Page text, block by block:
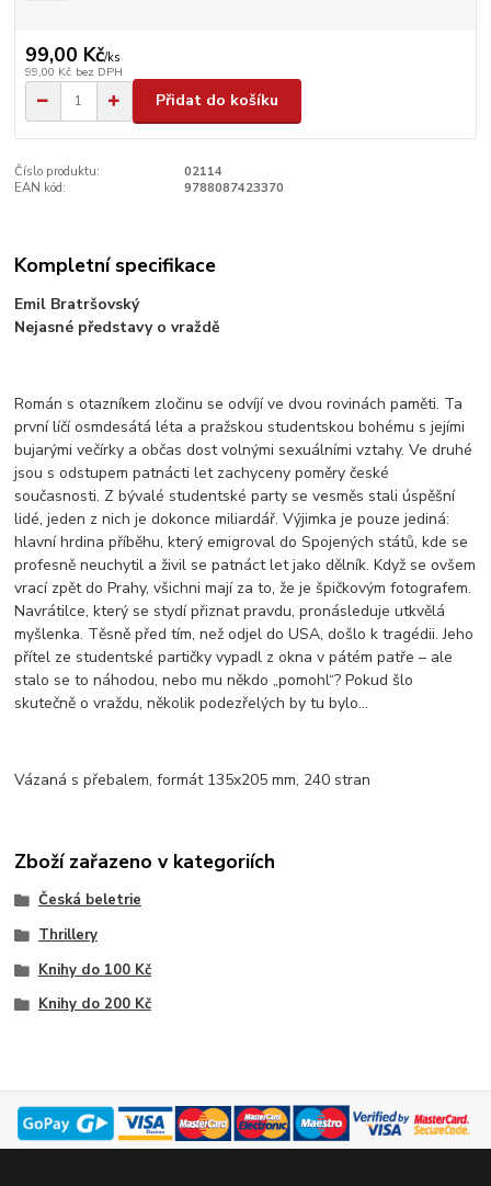
99,00 Kč/ks
99,00 Kč bez DPH
Přidat do košíku
Číslo produktu:
02114
EAN kód:
9788087423370
Kompletní specifikace
Emil Bratršovský
Nejasné představy o vraždě
Román s otazníkem zločinu se odvíjí ve dvou rovinách paměti. Ta
první líčí osmdesátá léta a pražskou studentskou bohému s jejími
bujarými večírky a občas dost volnými sexuálními vztahy. Ve druhé
jsou s odstupem patnácti let zachyceny poměry české
současnosti. Z bývalé studentské party se vesměs stali úspěšní
lidé, jeden z nich je dokonce miliardář. Výjimka je pouze jediná:
hlavní hrdina příběhu, který emigroval do Spojených států, kde se
profesně neuchytil a živil se patnáct let jako dělník. Když se ovšem
vrací zpět do Prahy, všichni mají za to, že je špičkovým fotografem.
Navrátilce, který se stydí přiznat pravdu, pronásleduje utkvělá
myšlenka. Těsně před tím, než odjel do USA, došlo k tragédii. Jeho
přítel ze studentské partičky vypadl z okna v pátém patře – ale
stalo se to náhodou, nebo mu někdo „pomohl“? Pokud šlo
skutečně o vraždu, několik podezřelých by tu bylo...
Vázaná s přebalem, formát 135x205 mm, 240 stran
Zboží zařazeno v kategoriích
Česká beletrie
Thrillery
Knihy do 100 Kč
Knihy do 200 Kč